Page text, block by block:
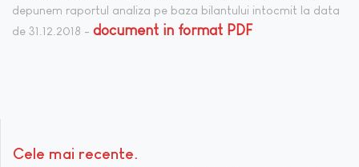
depunem raportul analiza pe baza bilantului intocmit la data
de 31.12.2018 - document in format PDF
Cele mai recente